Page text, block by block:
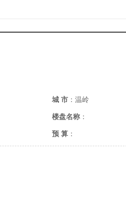
城 市 ：温岭
楼盘名称 ：
预 算 ：